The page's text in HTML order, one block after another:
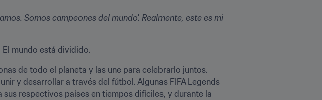
Somos campeones del mundo'. Realmente, este es mi
mundo está dividido.
y desarrollar a través del fútbol. Algunas FIFA Legends
respectivos países en tiempos difíciles, y durante la